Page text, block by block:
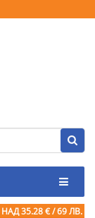
НАД 35.28 € / 69 ЛВ.